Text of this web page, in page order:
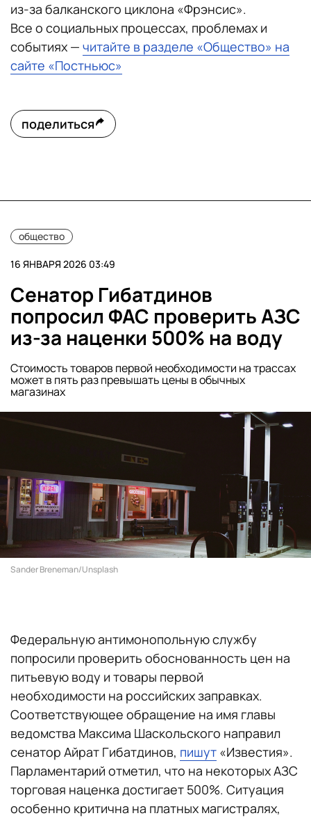
из-за балканского циклона «Фрэнсис».
Все о социальных процессах, проблемах и
событиях — читайте в разделе «Общество» на
сайте «Постньюс»
поделиться
общество
16 ЯНВАРЯ 2026 03:49
Сенатор Гибатдинов
попросил ФАС проверить АЗС
из-за наценки 500% на воду
Стоимость товаров первой необходимости на трассах
может в пять раз превышать цены в обычных
магазинах
Sander Breneman/Unsplash
Федеральную антимонопольную службу
попросили проверить обоснованность цен на
питьевую воду и товары первой
необходимости на российских заправках.
Соответствующее обращение на имя главы
ведомства Максима Шаскольского направил
сенатор Айрат Гибатдинов, пишут «Известия».
Парламентарий отметил, что на некоторых АЗС
торговая наценка достигает 500%. Ситуация
особенно критична на платных магистралях,